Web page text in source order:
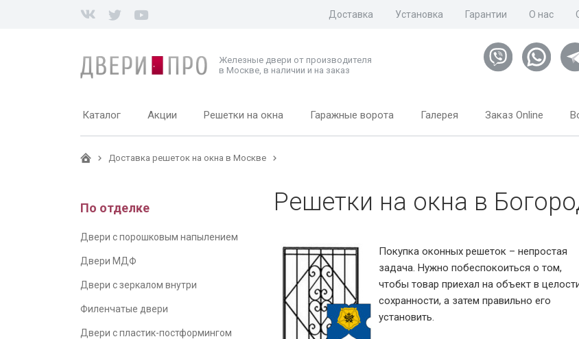
Доставка Установка Гарантии О нас
Железные двери от производителя
в Москве, в наличии и на заказ
Каталог Акции Решетки на окна Гаражные ворота Галерея Заказ Online
Доставка решеток на окна в Москве
По отделке
Двери с порошковым напылением
Двери МДФ
Двери с зеркалом внутри
Филенчатые двери
Двери с пластик-постформингом
Решетки на окна в
Покупка оконных решеток – непростая
задача. Нужно побеспокоиться о том,
чтобы товар приехал на объект в
сохранности, а затем правильно его
установить.